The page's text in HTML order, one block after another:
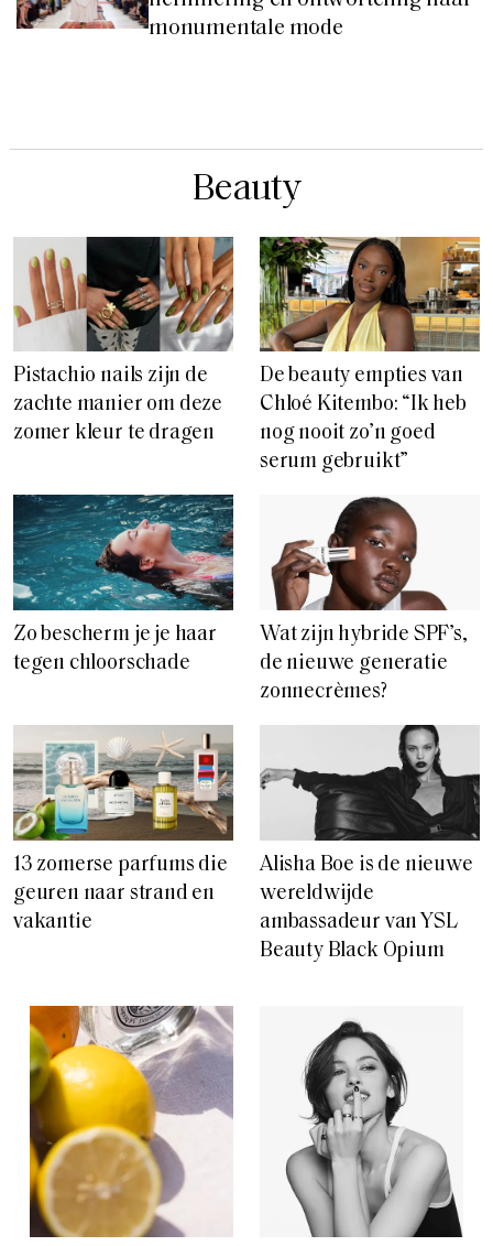
monumentale mode
Beauty
Pistachio nails zijn de
zachte manier om deze
zomer kleur te dragen
De beauty empties van
Chloé Kitembo: “Ik heb
nog nooit zo’n goed
serum gebruikt”
Zo bescherm je je haar
tegen chloorschade
Wat zijn hybride SPF’s,
de nieuwe generatie
zonnecrèmes?
13 zomerse parfums die
geuren naar strand en
vakantie
Alisha Boe is de nieuwe
wereldwijde
ambassadeur van YSL
Beauty Black Opium